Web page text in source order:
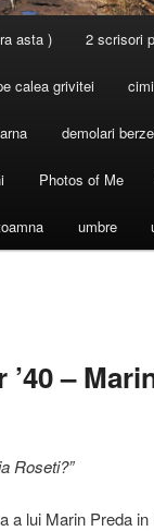
asta ) 2 scrisori
calea grivitei
demolari
Photos of Me
umbre
–
Roseti?”
a lui Marin Preda